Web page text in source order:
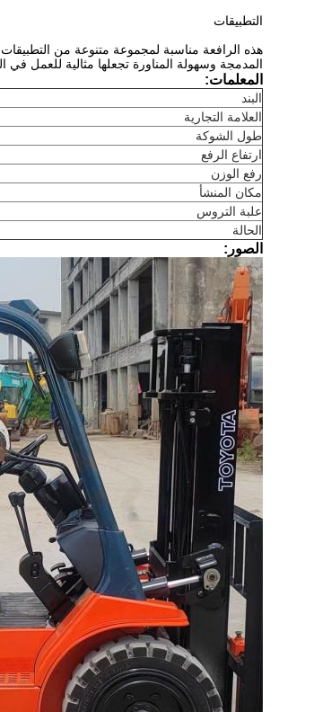
التطبيقات
هذه الرافعة مناسبة لمجموعة متنوعة من
المدمجة وسهولة المناورة تجعلها مثالية للعمل في
المعلمات:
البند
العلامة التجارية
طول الشوكة
ارتفاع الرفع
رفع الوزن
مكان المنشأ
علبة التروس
الحالة
الصور: